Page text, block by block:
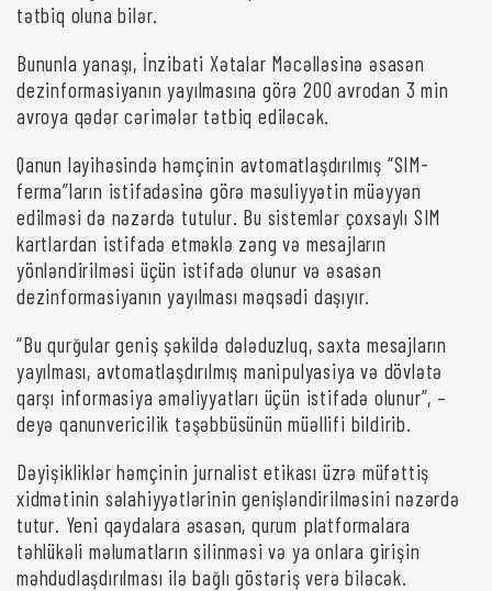
tətbiq oluna bilər.
Bununla yanaşı, İnzibati Xətalar Məcəlləsinə əsasən
dezinformasiyanın yayılmasına görə 200 avrodan 3 min
avroya qədər cərimələr tətbiq ediləcək.
Qanun layihəsində həmçinin avtomatlaşdırılmış “SIM-
ferma”ların istifadəsinə görə məsuliyyətin müəyyən
edilməsi də nəzərdə tutulur. Bu sistemlər çoxsaylı SIM
kartlardan istifadə etməklə zəng və mesajların
yönləndirilməsi üçün istifadə olunur və əsasən
dezinformasiyanın yayılması məqsədi daşıyır.
“Bu qurğular geniş şəkildə dələduzluq, saxta mesajların
yayılması, avtomatlaşdırılmış manipulyasiya və dövlətə
qarşı informasiya əməliyyatları üçün istifadə olunur”, –
deyə qanunvericilik təşəbbüsünün müəllifi bildirib.
Dəyişikliklər həmçinin jurnalist etikası üzrə müfəttiş
xidmətinin səlahiyyətlərinin genişləndirilməsini nəzərdə
tutur. Yeni qaydalara əsasən, qurum platformalara
təhlükəli məlumatların silinməsi və ya onlara girişin
məhdudlaşdırılması ilə bağlı göstəriş verə biləcək.